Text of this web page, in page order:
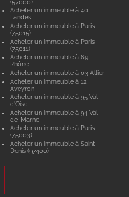
(57000)
Acheter un immeuble à 40
Landes
Acheter un immeuble à Paris
(75015)
Acheter un immeuble à Paris
(75011)
Acheter un immeuble à 69
Rhône
Acheter un immeuble à 03 Allier
Acheter un immeuble à 12
Aveyron
Acheter un immeuble à 95 Val-
d'Oise
Acheter un immeuble à 94 Val-
de-Marne
Acheter un immeuble à Paris
(75003)
Acheter un immeuble à Saint
Denis (97400)